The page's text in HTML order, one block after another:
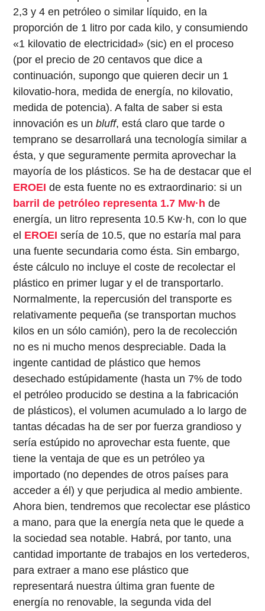
2,3 y 4 en petróleo o similar líquido, en la
proporción de 1 litro por cada kilo, y consumiendo
«1 kilovatio de electricidad» (sic) en el proceso
(por el precio de 20 centavos que dice a
continuación, supongo que quieren decir un 1
kilovatio-hora, medida de energía, no kilovatio,
medida de potencia). A falta de saber si esta
innovación es unbluff, está claro que tarde o
temprano se desarrollará una tecnología similar a
ésta, y que seguramente permita aprovechar la
mayoría de los plásticos. Se ha de destacar que el
EROEI de esta fuente no es extraordinario: si un
barril de petróleo representa 1.7 Mw·h de
energía, un litro representa 10.5 Kw·h, con lo que
el EROEI sería de 10.5, que no estaría mal para
una fuente secundaria como ésta. Sin embargo,
éste cálculo no incluye el coste de recolectar el
plástico en primer lugar y el de transportarlo.
Normalmente, la repercusión del transporte es
relativamente pequeña (se transportan muchos
kilos en un sólo camión), pero la de recolección
no es ni mucho menos despreciable. Dada la
ingente cantidad de plástico que hemos
desechado estúpidamente (hasta un 7% de todo
el petróleo producido se destina a la fabricación
de plásticos), el volumen acumulado a lo largo de
tantas décadas ha de ser por fuerza grandioso y
sería estúpido no aprovechar esta fuente, que
tiene la ventaja de que es un petróleo ya
importado (no dependes de otros países para
acceder a él) y que perjudica al medio ambiente.
Ahora bien, tendremos que recolectar ese plástico
a mano, para que la energía neta que le quede a
la sociedad sea notable. Habrá, por tanto, una
cantidad importante de trabajos en los vertederos,
para extraer a mano ese plástico que
representará nuestra última gran fuente de
energía no renovable, la segunda vida del